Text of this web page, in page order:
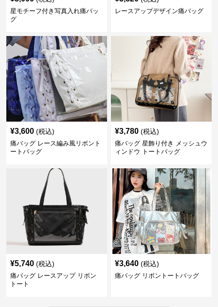
星モチーフ付き写真入れ痛バッ
グ
レースアップデザイン痛バッグ
¥3,600 (税込)
痛バッグ レース編み風リボント
ートバッグ
¥3,780 (税込)
痛バッグ 星飾り付き メッシュウ
ィンドウ トートバッグ
¥5,740 (税込)
痛バッグ レースアップ リボン
トート
¥3,640 (税込)
痛バッグ リボントートバッグ